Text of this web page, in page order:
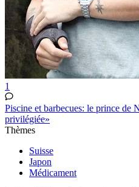
1
Piscine et barbecues: le prince de
privilégiée»
Thèmes
Suisse
Japon
Médicament